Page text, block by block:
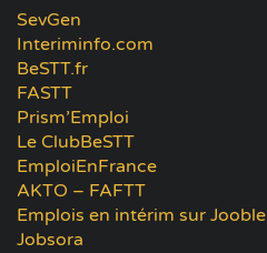
SevGen
Interiminfo.com
BeSTT.fr
FASTT
Prism’Emploi
Le ClubBeSTT
EmploiEnFrance
AKTO – FAFTT
Emplois en intérim sur Jooble
Jobsora